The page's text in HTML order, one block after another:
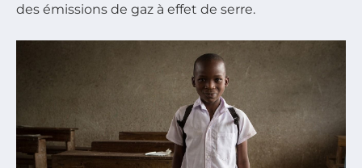
des émissions de gaz à effet de serre.